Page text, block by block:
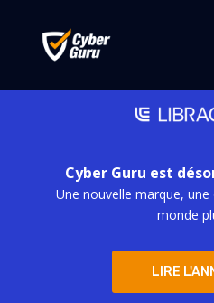
Cyber Guru est
Une nouvelle marque,
monde
LIRE